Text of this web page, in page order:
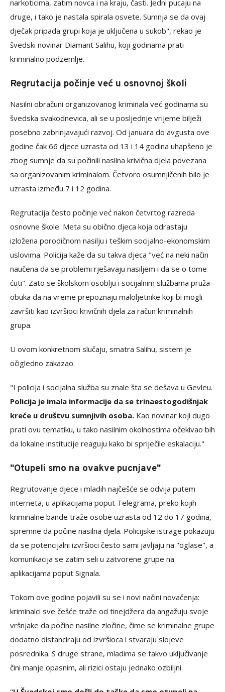
narkoticima, zatim novca i na kraju, časti. Jedni pucaju na
druge, i tako je nastala spirala osvete. Sumnja se da ovaj
dječak pripada grupi koja je uključena u sukob", rekao je
švedski novinar Diamant Salihu, koji godinama prati
kriminalno podzemlje.
Regrutacija počinje već u osnovnoj školi
Nasilni obračuni organizovanog kriminala već godinama su
švedska svakodnevica, ali se u posljednje vrijeme bilježi
posebno zabrinjavajući razvoj. Od januara do avgusta ove
godine čak 66 djece uzrasta od 13 i 14 godina uhapšeno je
zbog sumnje da su počinili nasilna krivična djela povezana
sa organizovanim kriminalom. Četvoro osumnjičenih bilo je
uzrasta između 7 i 12 godina.
Regrutacija često počinje već nakon četvrtog razreda
osnovne škole. Meta su obično djeca koja odrastaju
izložena porodičnom nasilju i teškim socijalno-ekonomskim
uslovima. Policija kaže da su takva djeca "već na neki način
naučena da se problemi rješavaju nasiljem i da se o tome
ćuti". Zato se školskom osoblju i socijalnim službama pruža
obuka da na vreme prepoznaju maloljetnike koji bi mogli
završiti kao izvršioci krivičnih djela za račun kriminalnih
grupa.
U ovom konkretnom slučaju, smatra Salihu, sistem je
očigledno zakazao.
"I policija i socijalna služba su znale šta se dešava u Gevleu.
Policija je imala informacije da se trinaestogodišnjak
kreće u društvu sumnjivih osoba. Kao novinar koji dugo
prati ovu tematiku, u tako nasilnim okolnostima očekivao bih
da lokalne institucije reaguju kako bi spriječile eskalaciju."
"Otupeli smo na ovakve pucnjave"
Regrutovanje djece i mladih najčešće se odvija putem
interneta, u aplikacijama poput Telegrama, preko kojih
kriminalne bande traže osobe uzrasta od 12 do 17 godina,
spremne da počine nasilna djela. Policijske istrage pokazuju
da se potencijalni izvršioci često sami javljaju na "oglase", a
komunikacija se zatim seli u zatvorene grupe na
aplikacijama poput Signala.
Tokom ove godine pojavili su se i novi načini novačenja:
kriminalci sve češće traže od tinejdžera da angažuju svoje
vršnjake da počine nasilne zločine, čime se kriminalne grupe
dodatno distanciraju od izvršioca i stvaraju slojeve
posrednika. S druge strane, mladima se takvo uključivanje
čini manje opasnim, ali rizici ostaju jednako ozbiljni.